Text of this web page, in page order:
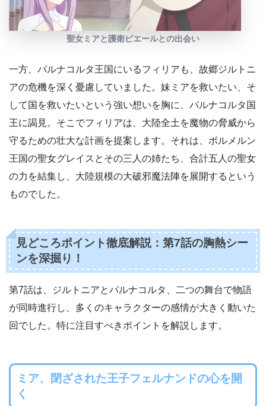
聖女ミアと護衛ピエールとの出会い
一方、パルナコルタ王国にいるフィリアも、故郷ジルトニ
アの危機を深く憂慮していました。妹ミアを救いたい、そ
して国を救いたいという強い想いを胸に、パルナコルタ国
王に謁見。そこでフィリアは、大陸全土を魔物の脅威から
守るための壮大な計画を提案します。それは、ボルメルン
王国の聖女グレイスとその三人の姉たち、合計五人の聖女
の力を結集し、大陸規模の大破邪魔法陣を展開するという
ものでした。
見どころポイント徹底解説：第7話の胸熱シー
ンを深掘り！
第7話は、ジルトニアとパルナコルタ、二つの舞台で物語
が同時進行し、多くのキャラクターの感情が大きく動いた
回でした。特に注目すべきポイントを解説します。
ミア、閉ざされた王子フェルナンドの心を開
く